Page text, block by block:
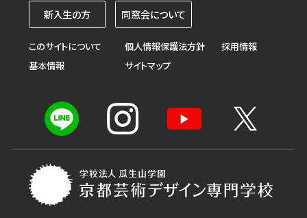
新入生の方 同窓会について
このサイトについて 個人情報保護法方針
採用情報
基本情報
サイトマップ